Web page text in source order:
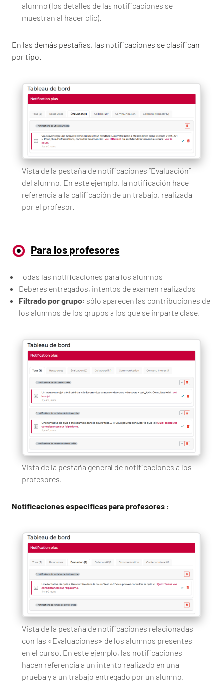
alumno (los detalles de las notificaciones se
muestran al hacer clic).
En las demás pestañas, las notificaciones se clasifican
por tipo.
Vista de la pestaña de notificaciones “Evaluación”
del alumno. En este ejemplo, la notificación hace
referencia a la calificación de un trabajo, realizada
por el profesor.
Para los profesores
Todas las notificaciones para los alumnos
Deberes entregados, intentos de examen realizados
Filtrado por grupo: sólo aparecen las contribuciones de
los alumnos de los grupos a los que se imparte clase.
Vista de la pestaña general de notificaciones a los
profesores.
Notificaciones específicas para profesores :
Vista de la pestaña de notificaciones relacionadas
con las «Evaluaciones» de los alumnos presentes
en el curso. En este ejemplo, las notificaciones
hacen referencia a un intento realizado en una
prueba y a un trabajo entregado por un alumno.